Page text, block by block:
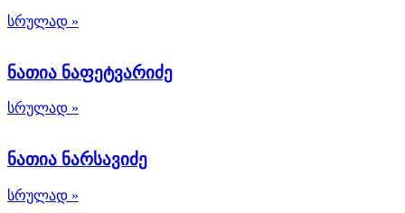
სრულად »
ნათია ნაფეტვარიძე
სრულად »
ნათია ნარსავიძე
სრულად »